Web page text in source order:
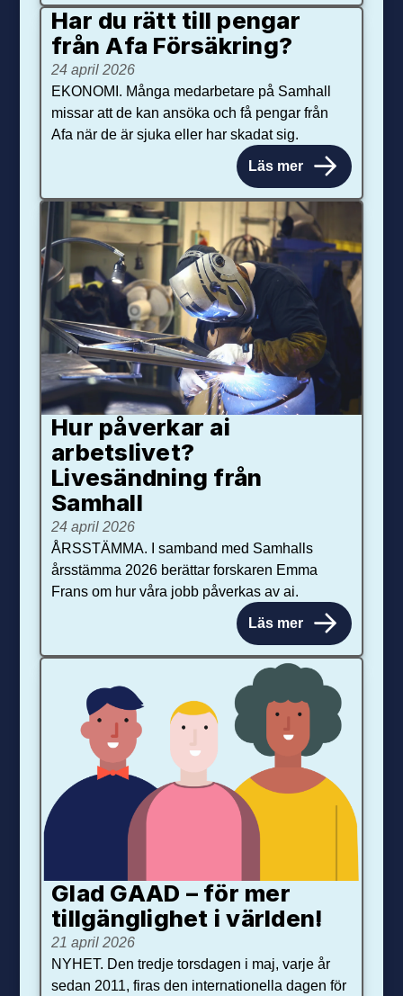
Har du rätt till pengar
från Afa Försäkring?
24 april 2026
EKONOMI. Många medarbetare på Samhall
missar att de kan ansöka och få pengar från
Afa när de är sjuka eller har skadat sig.
Läs mer
Hur påverkar ai
arbetslivet?
Livesändning från
Samhall
24 april 2026
ÅRSSTÄMMA. I samband med Samhalls
årsstämma 2026 berättar forskaren Emma
Frans om hur våra jobb påverkas av ai.
Läs mer
Glad GAAD – för mer
tillgänglighet i världen!
21 april 2026
NYHET. Den tredje torsdagen i maj, varje år
sedan 2011, firas den internationella dagen för